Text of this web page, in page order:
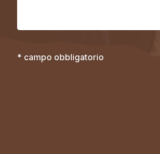
* campo obbligatorio